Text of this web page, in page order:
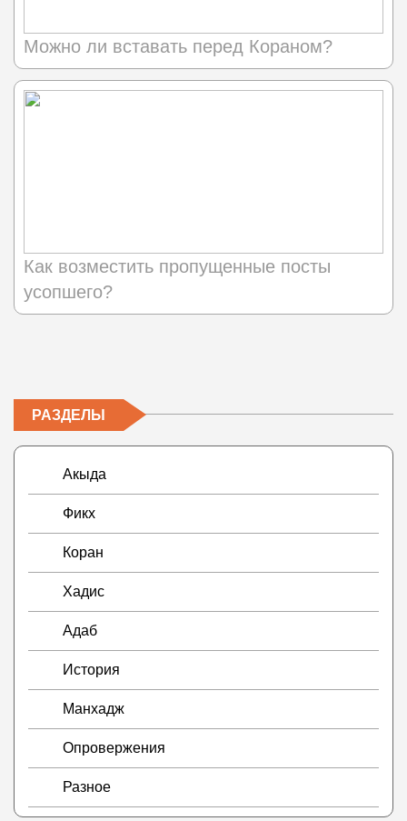
Можно ли вставать перед Кораном?
Как возместить пропущенные посты
усопшего?
РАЗДЕЛЫ
Акыда
Фикх
Коран
Хадис
Адаб
История
Манхадж
Опровержения
Разное